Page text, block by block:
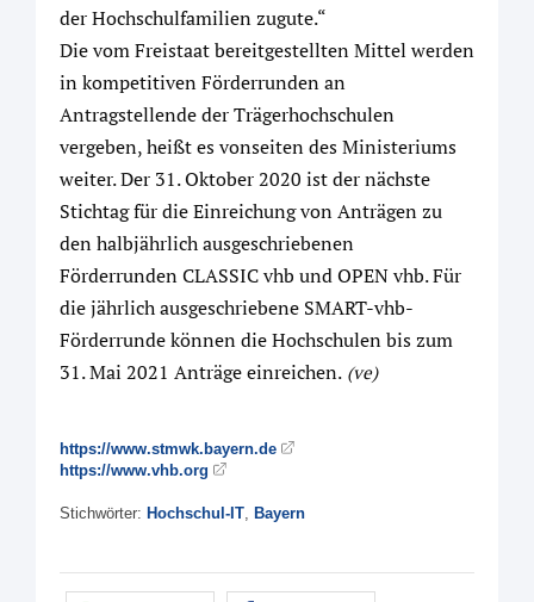
der Hochschulfamilien zugute.“
Die vom Freistaat bereitgestellten Mittel werden
in kompetitiven Förderrunden an
Antragstellende der Trägerhochschulen
vergeben, heißt es vonseiten des Ministeriums
weiter. Der 31. Oktober 2020 ist der nächste
Stichtag für die Einreichung von Anträgen zu
den halbjährlich ausgeschriebenen
Förderrunden CLASSIC vhb und OPEN vhb. Für
die jährlich ausgeschriebene SMART-vhb-
Förderrunde können die Hochschulen bis zum
31. Mai 2021 Anträge einreichen. (ve)
https://www.stmwk.bayern.de
https://www.vhb.org
Stichwörter: Hochschul-IT, Bayern